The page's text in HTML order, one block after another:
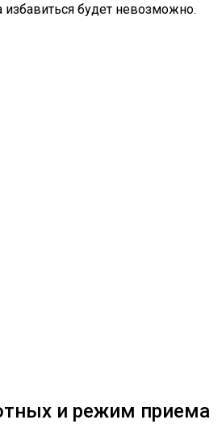
избавиться будет невозможно.
и режим приема